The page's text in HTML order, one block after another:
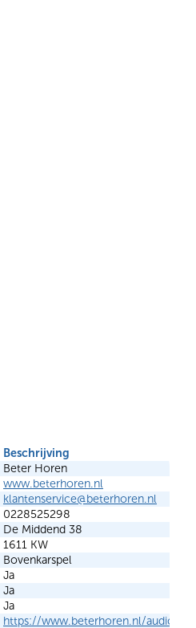
Beschrijving
Beter Horen
www.beterhoren.nl
klantenservice@beterhoren.nl
0228525298
De Middend 38
1611 KW
Bovenkarspel
Ja
Ja
Ja
https://www.beterhoren.nl/